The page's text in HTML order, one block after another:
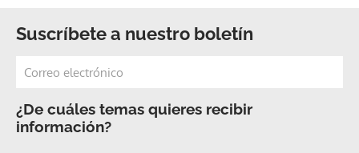
Suscríbete a nuestro boletín
¿De cuáles temas quieres recibir
información?